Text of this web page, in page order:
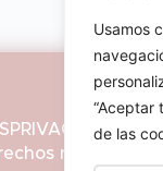
Usamos
“Aceptar
de las
PRIVACIDAD
reservados